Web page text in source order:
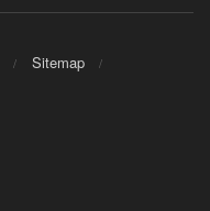
Sitemap